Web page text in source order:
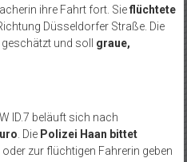
ihre Fahrt fort. Sieflüchtete
Düsseldorfer Straße. Die
und soll graue,
ID.7 beläuft sich nach
. DiePolizei Haan bittet
oder zur flüchtigen Fahrerin geben